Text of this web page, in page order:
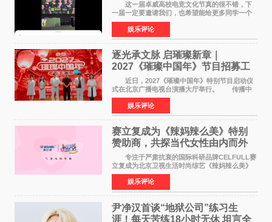
这一届卓威高校电竞文化节真的很不错，下
一届一定要邀请我们，也希望能给更多同学一个
来到现场的机会。 2026卓威高校电竞文化节
已经落下帷幕，在活动结束后，仍有不少高校电
竞社负责人和现
娱乐评论
逐光承文脉 启璀璨新章｜
2027《璀璨中国年》节目招募工
作圆满启动
近日，2027《璀璨中国年》特别节目启动仪
式在北京广播电视台演播大厅举行。 传播中
华优秀传统文化，弘扬纯正国风艺术，打造高规
格、高质感、正能量的文艺盛典，是璀璨中国年
矢志不渝的初心
娱乐评论
赛立复成为《辣妈辣么美》特别
赞助商，共探当代女性由内而外
活力美
专注于严肃抗衰的国际科研品牌CELFULL赛
立复成为北京卫视生活时尚综艺《辣妈辣么美》
的特别赞助商,明星辣妈袁咏仪倾情参与，向广大
都市女性传递健康生活新主张，寄语当代女性在
家庭与自我之间
娱乐评论
尹净汉首谈“地狱公司”练习生
涯！每天苦练18小时无休 坦言全